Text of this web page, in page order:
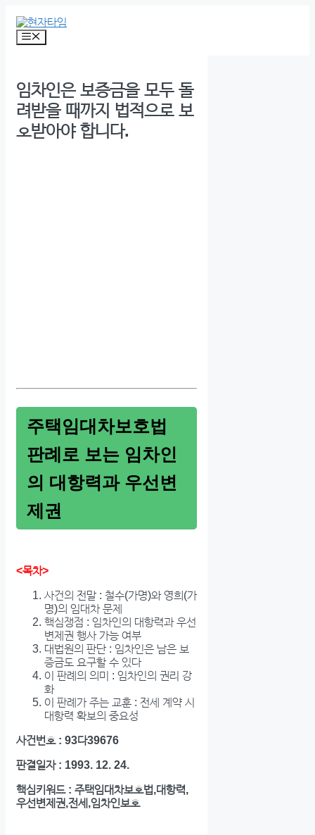
contentMenu
임차인은 보증금을 모두 돌
려받을 때까지 법적으로 보
호받아야 합니다.
주택임대차보호법
판례로 보는 임차인
의 대항력과 우선변
제권
<목차>
사건의 전말 : 철수(가명)와 영희(가
명)의 임대차 문제
핵심쟁점 : 임차인의 대항력과 우선
변제권 행사 가능 여부
대법원의 판단 : 임차인은 남은 보
증금도 요구할 수 있다
이 판례의 의미 : 임차인의 권리 강
화
이 판례가 주는 교훈 : 전세 계약 시
대항력 확보의 중요성
사건번호 : 93다39676
판결일자 : 1993. 12. 24.
핵심키워드 : 주택임대차보호법,대항력,
우선변제권,전세,임차인보호